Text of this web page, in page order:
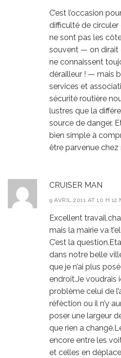
C’est l’occasion
difficulté de
ne sont pas les
souvent — on dirait
ne connaissent
dérailleur ! — mais
services et
sécurité routière
lustres que la
source de danger.
bien simple à
être parvenue chez
CRUISER MAN
9 AVRIL 2011 AT 10 H 12
Excellent
mais la mairie va
C’est la
dans notre belle
que je n’ai plus
endroit.Je voudrais
problème celui de
réfèction ou il n’y
poser une largeur
que rien a
encore entre les
et celles en